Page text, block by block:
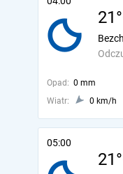
Opad: 0 mm
Wiatr:
0 km/h
05:00